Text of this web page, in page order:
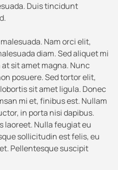
Duis tincidunt
Nam orci elit,
diam. Sed aliquet mi
sit amet magna. Nunc
posuere. Sed tortor elit,
sit amet ligula. Donec
mi et, finibus est. Nullam
in porta nisi dapibus.
laoreet. Nulla feugiat eu
sollicitudin est felis, eu
Pellentesque suscipit